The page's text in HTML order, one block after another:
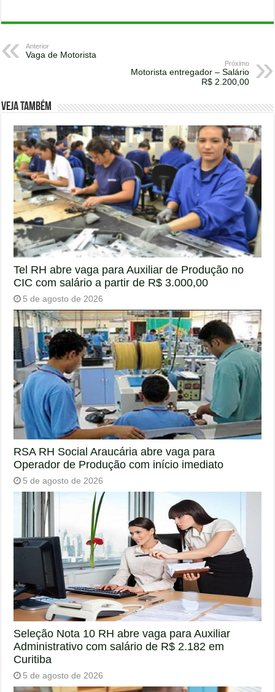
Anterior
Vaga de Motorista
Próximo
Motorista entregador – Salário
R$ 2.200,00
Veja também
Tel RH abre vaga para Auxiliar de Produção no
CIC com salário a partir de R$ 3.000,00
5 de agosto de 2026
RSA RH Social Araucária abre vaga para
Operador de Produção com início imediato
5 de agosto de 2026
Seleção Nota 10 RH abre vaga para Auxiliar
Administrativo com salário de R$ 2.182 em
Curitiba
5 de agosto de 2026